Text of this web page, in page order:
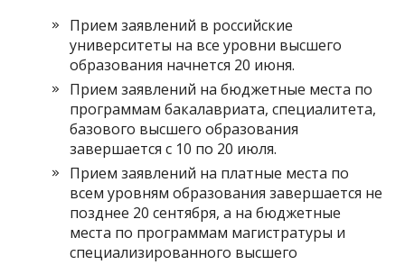
Прием заявлений в российские
университеты на все уровни высшего
образования начнется 20 июня.
Прием заявлений на бюджетные места по
программам бакалавриата, специалитета,
базового высшего образования
завершается с 10 по 20 июля.
Прием заявлений на платные места по
всем уровням образования завершается не
позднее 20 сентября, а на бюджетные
места по программам магистратуры и
специализированного высшего